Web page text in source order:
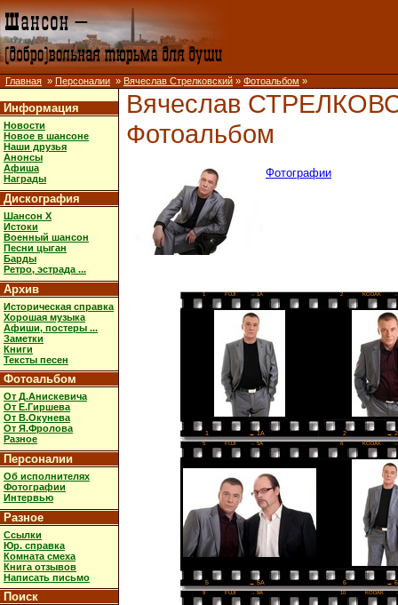
Главная » Персоналии » Вячеслав Стрелковский » Фотоальбом »
Информация
Новости
Новое в шансоне
Наши друзья
Анонсы
Афиша
Награды
Дискография
Шансон X
Истоки
Военный шансон
Песни цыган
Барды
Ретро, эстрада ...
Архив
Историческая справка
Хорошая музыка
Афиши, постеры ...
Заметки
Книги
Тексты песен
Фотоальбом
От Д.Анискевича
От Е.Гиршева
От В.Окунева
От Я.Фролова
Разное
Персоналии
Об исполнителях
Фотографии
Интервью
Разное
Ссылки
Юр. справка
Комната смеха
Книга отзывов
Написать письмо
Поиск
Вячеслав
Фотоальбом
Фотографии
1 FUJI → 1A 2 KODAK →
1 → 1A 2 →
5 FUJI → 5A 6 KODAK →
5 → 5A 6 →
9 FUJI → 9A 10 KODAK